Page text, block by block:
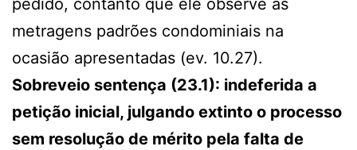
pedido, contanto que ele observe as
metragens padrões condominiais na
ocasião apresentadas (ev. 10.27).
Sobreveio sentença (23.1): indeferida a
petição inicial, julgando extinto o processo
sem resolução de mérito pela falta de